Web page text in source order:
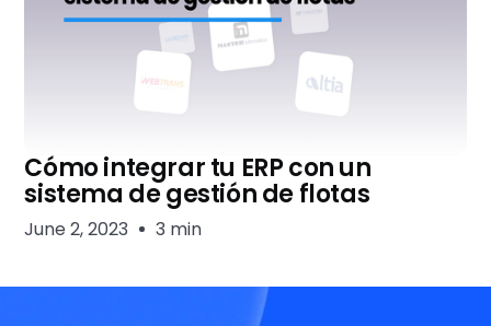
Cómo integrar tu ERP con un
sistema de gestión de flotas
June 2, 2023 3 min